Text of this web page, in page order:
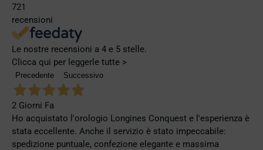
721
recensioni
Le nostre recensioni a 4 e 5 stelle.
Clicca qui per leggerle tutte >
Precedente Successivo
2 Giorni Fa
Ho acquistato l'orologio Longines Conquest e l'esperienza è
stata eccellente. Anche il servizio è stato impeccabile:
spedizione puntuale, confezione elegante e massima